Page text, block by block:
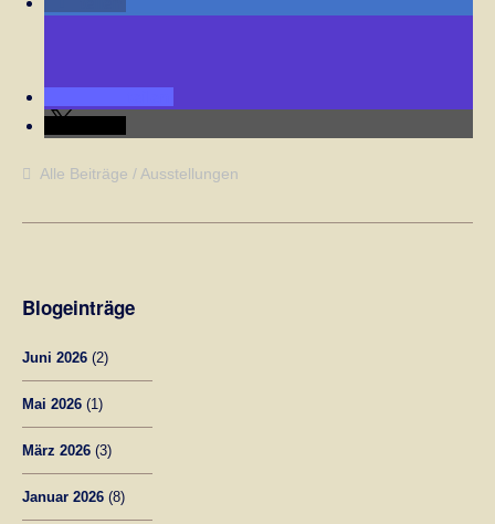
Alle Beiträge Ausstellungen
Blogeinträge
Juni 2026 (2)
Mai 2026 (1)
März 2026 (3)
Januar 2026 (8)